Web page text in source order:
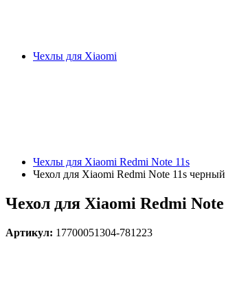
Чехлы для Xiaomi
Чехлы для Xiaomi Redmi Note 11s
Чехол для Xiaomi Redmi Note 11s
Чехол для Xiaomi Redmi
Артикул: 17700051304-781223